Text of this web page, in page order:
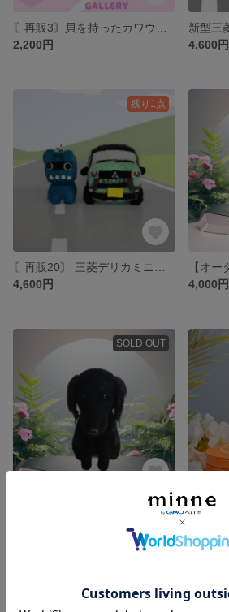
2,200円
4,600円
残り1点
4,600円
4,000円
SOLD OUT
【オーダー作品】フラットコーデットレトリーバー(お座り)